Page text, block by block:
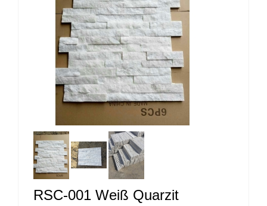
RSC-001 Weiß Quarzit